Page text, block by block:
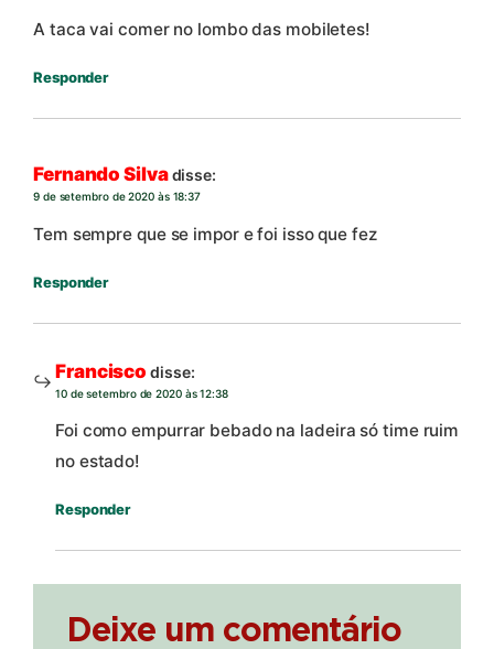
A taca vai comer no lombo das mobiletes!
Responder
Fernando Silvadisse:
9 de setembro de 2020 às 18:37
Tem sempre que se impor e foi isso que fez
Responder
Francisco disse:
10 de setembro de 2020 às 12:38
Foi como empurrar bebado na ladeira só time ruim
no estado!
Responder
Deixe um comentário